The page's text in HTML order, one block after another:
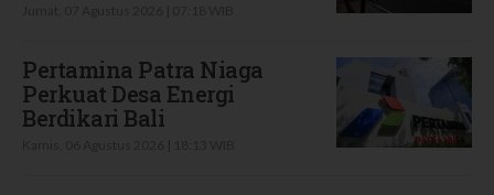
Pertamina Patra Niaga
Perkuat Desa Energi
Berdikari Bali